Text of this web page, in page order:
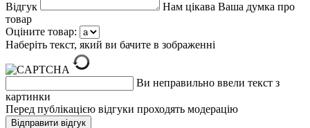
Відгук
Нам цікава Ваша думка про
товар
Оціните товар:
Наберіть текст, який ви бачите в зображенні
Ви неправильно ввели текст з
картинки
Перед публікацією відгуки проходять модерацію